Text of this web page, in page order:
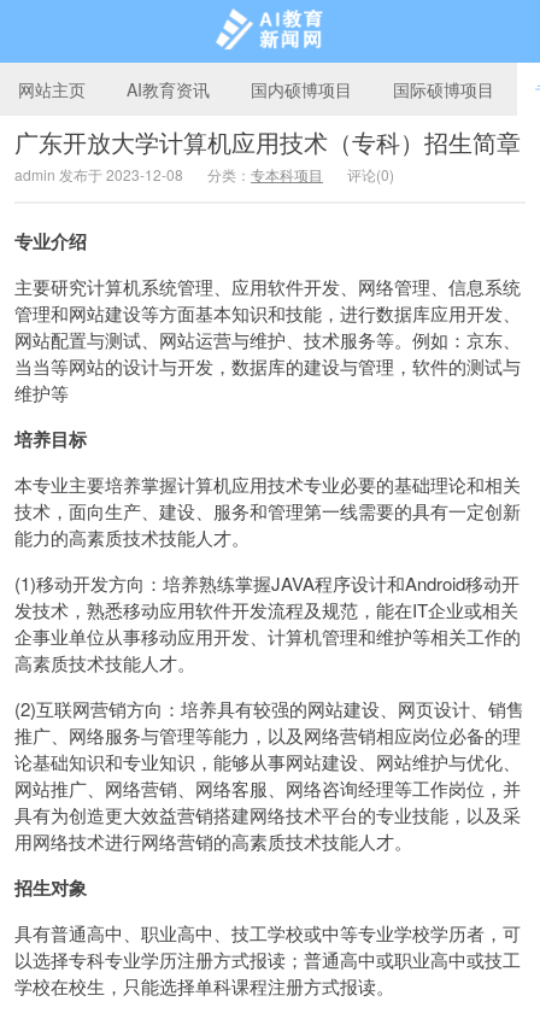
AI教育新闻网
网站主页 AI教育资讯 国内硕博项目 国际硕博项目
广东开放大学计算机应用技术（专科）招生简章
admin 发布于 2023-12-08 分类： 专本科项目 评论(0)
专业介绍
主要研究计算机系统管理、应用软件开发、网络管理、信息系统
管理和网站建设等方面基本知识和技能，进行数据库应用开发、
网站配置与测试、网站运营与维护、技术服务等。例如：京东、
当当等网站的设计与开发，数据库的建设与管理，软件的测试与
维护等
培养目标
本专业主要培养掌握计算机应用技术专业必要的基础理论和相关
技术，面向生产、建设、服务和管理第一线需要的具有一定创新
能力的高素质技术技能人才。
(1)移动开发方向：培养熟练掌握JAVA程序设计和Android移动开
发技术，熟悉移动应用软件开发流程及规范，能在IT企业或相关
企事业单位从事移动应用开发、计算机管理和维护等相关工作的
高素质技术技能人才。
(2)互联网营销方向：培养具有较强的网站建设、网页设计、销售
推广、网络服务与管理等能力，以及网络营销相应岗位必备的理
论基础知识和专业知识，能够从事网站建设、网站维护与优化、
网站推广、网络营销、网络客服、网络咨询经理等工作岗位，并
具有为创造更大效益营销搭建网络技术平台的专业技能，以及采
用网络技术进行网络营销的高素质技术技能人才。
招生对象
具有普通高中、职业高中、技工学校或中等专业学校学历者，可
以选择专科专业学历注册方式报读；普通高中或职业高中或技工
学校在校生，只能选择单科课程注册方式报读。